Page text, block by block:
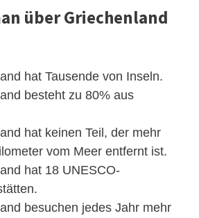
über Griechenland
hat Tausende von Inseln.
besteht zu 80% aus
hat keinen Teil, der mehr
vom Meer entfernt ist.
hat 18 UNESCO-
besuchen jedes Jahr mehr